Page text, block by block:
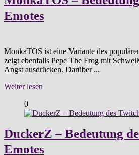
Emotes
MonkaTOS ist eine Variante des
zeigt ebenfalls Pepe The Frog mit
Angst ausdrücken. Darüber ...
Weiter lesen
0
DuckerZ – Bedeutung
Emotes